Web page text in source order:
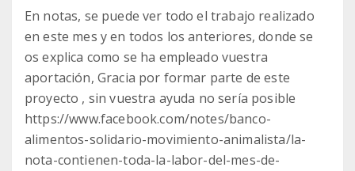
En notas, se puede ver todo el trabajo realizado
en este mes y en todos los anteriores, donde se
os explica como se ha empleado vuestra
aportación, Gracia por formar parte de este
proyecto , sin vuestra ayuda no sería posible
https://www.facebook.com/notes/banco-
alimentos-solidario-movimiento-animalista/la-
nota-contienen-toda-la-labor-del-mes-de-